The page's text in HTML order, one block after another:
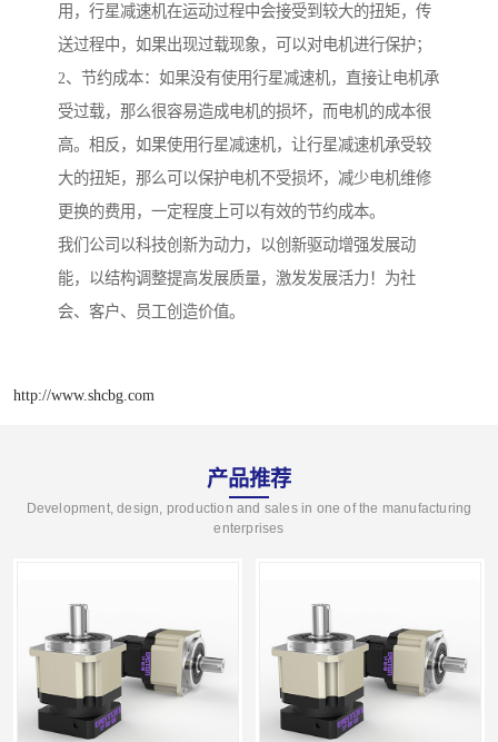
用，行星减速机在运动过程中会接受到较大的扭矩，传
送过程中，如果出现过载现象，可以对电机进行保护；
2、节约成本：如果没有使用行星减速机，直接让电机承
受过载，那么很容易造成电机的损坏，而电机的成本很
高。相反，如果使用行星减速机，让行星减速机承受较
大的扭矩，那么可以保护电机不受损坏，减少电机维修
更换的费用，一定程度上可以有效的节约成本。
我们公司以科技创新为动力，以创新驱动增强发展动
能，以结构调整提高发展质量，激发发展活力！为社
会、客户、员工创造价值。
http://www.shcbg.com
产品推荐
Development, design, production and sales in one of the manufacturing
enterprises